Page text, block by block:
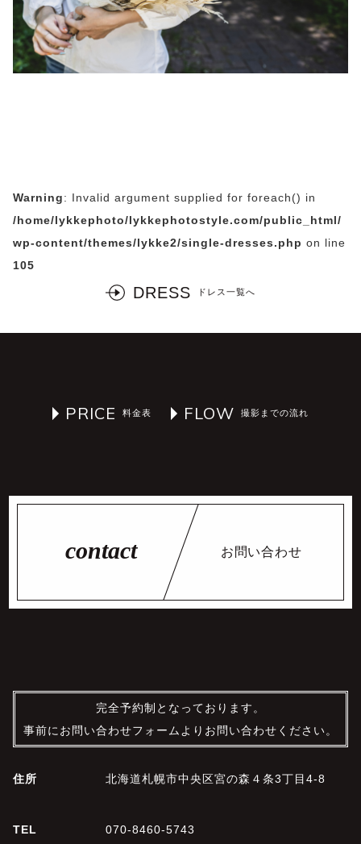
Warning: Invalid argument supplied for foreach() in
/home/lykkephoto/lykkephotostyle.com/public_html/
wp-content/themes/lykke2/single-dresses.php on line
105
DRESS
PRICE FLOW
お問い合わせ
完全予約制となっております。
事前にお問い合わせフォームよりお問い合わせください。
住所 北海道札幌市中央区宮の森４条3丁目4-8
TEL 070-8460-5743